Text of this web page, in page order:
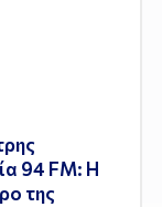
94 FM: Η
της